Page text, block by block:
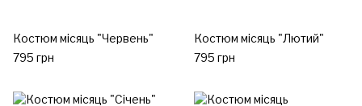
Костюм місяць "Червень"
795 грн
Костюм місяць "Лютий"
795 грн